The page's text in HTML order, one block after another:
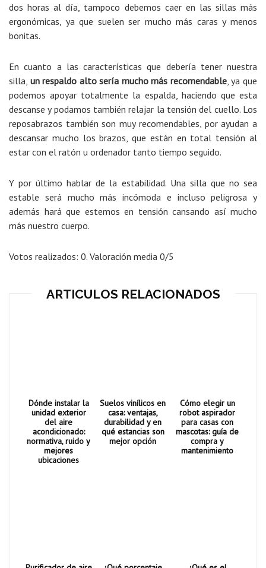
dos horas al día, tampoco debemos caer en las sillas más
ergonómicas, ya que suelen ser mucho más caras y menos
bonitas.
En cuanto a las características que debería tener nuestra
silla, un respaldo alto sería mucho más recomendable, ya que
podemos apoyar totalmente la espalda, haciendo que esta
descanse y podamos también relajar la tensión del cuello. Los
reposabrazos también son muy recomendables, por ayudan a
descansar mucho los brazos, que están en total tensión al
estar con el ratón u ordenador tanto tiempo seguido.
Y por último hablar de la estabilidad. Una silla que no sea
estable será mucho más incómoda e incluso peligrosa y
además hará que estemos en tensión cansando así mucho
más nuestro cuerpo.
Votos realizados: 0. Valoración media 0/5
ARTICULOS RELACIONADOS
Dónde instalar la
unidad exterior
del aire
acondicionado:
normativa, ruido y
mejores
ubicaciones
Suelos vinílicos en
casa: ventajas,
durabilidad y en
qué estancias son
mejor opción
Cómo elegir un
robot aspirador
para casas con
mascotas: guía de
compra y
mantenimiento